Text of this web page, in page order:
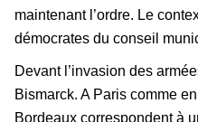
maintenant l’ordre. Le
démocrates du conseil
Devant l’invasion des
Bismarck. A Paris comme
Bordeaux correspondent à